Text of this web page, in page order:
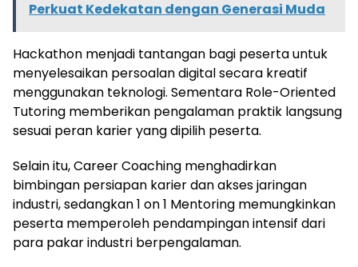
Perkuat Kedekatan dengan Generasi Muda
Hackathon menjadi tantangan bagi peserta untuk
menyelesaikan persoalan digital secara kreatif
menggunakan teknologi. Sementara Role-Oriented
Tutoring memberikan pengalaman praktik langsung
sesuai peran karier yang dipilih peserta.
Selain itu, Career Coaching menghadirkan
bimbingan persiapan karier dan akses jaringan
industri, sedangkan 1 on 1 Mentoring memungkinkan
peserta memperoleh pendampingan intensif dari
para pakar industri berpengalaman.